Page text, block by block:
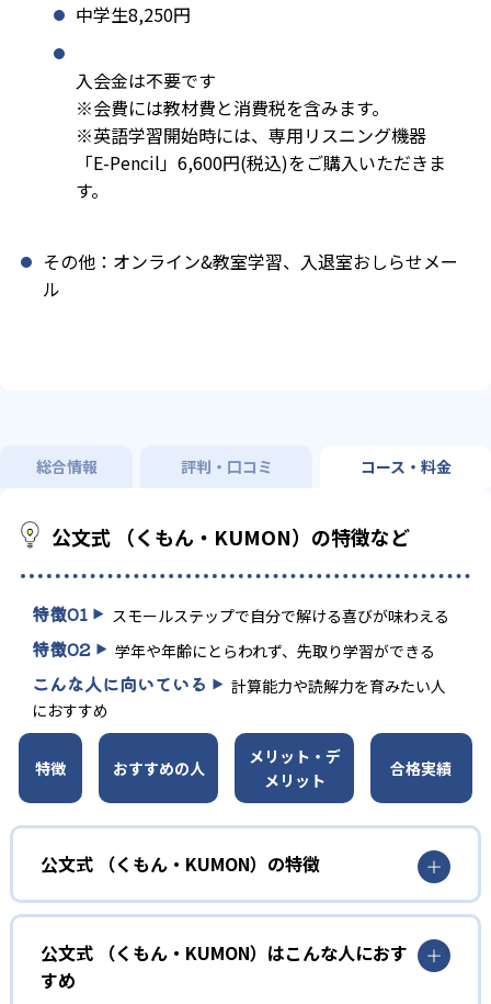
中学生8,250円
入会金は不要です
※会費には教材費と消費税を含みます。
※英語学習開始時には、専用リスニング機器
「E-Pencil」6,600円(税込)をご購入いただきま
す。
その他：オンライン&教室学習、入退室おしらせメー
ル
総合情報 評判・口コミ コース・料金
公文式 （くもん・KUMON）の特徴など
特徴01 スモールステップで自分で解ける喜びが味わえる
特徴02 学年や年齢にとらわれず、先取り学習ができる
こんな人に向いている
計算能力や読解力を育みたい人
におすすめ
特徴 おすすめの人
メリット・デ
メリット
合格実績
公文式 （くもん・KUMON）の特徴
01
無学年式の学力別学習
KUMONでは、年齢や学年にとらわれずに、一人ひとりの学
力に応じたレベルから学習を始めている。
公文式 （くもん・KUMON）はこんな人におす
すめ